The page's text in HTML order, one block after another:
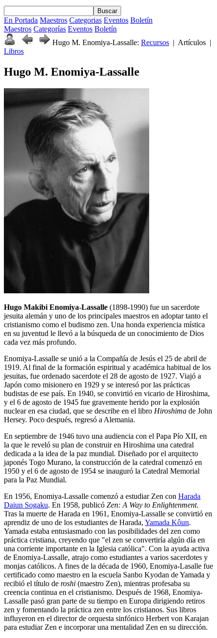
Buscar
En Portada Maestros Categorias Eventos Boletín
Maestros Categorías Eventos Boletín
Hugo M. Enomiya-Lassalle: Recursos | Artículos |
Libros
Hugo M. Enomiya-Lassalle
Hugo Makibi Enomiya-Lassalle (1898-1990) fue un sacerdote
jesuita alemán y uno de los principales maestros en adoptar tanto el
cristianismo como el budismo zen. Una honda experiencia mística
en su juventud le llevó a la búsqueda de un conocimiento de Dios
cada vez más profundo.
Enomiya-Lassalle se unió a la Compañía de Jesús el 25 de abril de
1919. Al final de la formación espiritual y académica habitual de los
jesuitas, fue ordenado sacerdote el 28 de agosto de 1927. Viajó a
Japón como misionero en 1929 y se interesó por las prácticas
budistas de ese país. En 1940, se convirtió en vicario de Hiroshima,
y el 6 de agosto de 1945 fue gravemente herido por la explosión
nuclear en esa ciudad, que se describe en el libro Hiroshima de John
Hersey. Poco después, regresó a Alemania.
En septiembre de 1946 tuvo una audiencia con el Papa Pío XII, en
la que le reveló su plan de construir en Hiroshima una catedral
dedicada a la idea de la paz mundial. Diseñado por el arquitecto
japonés Togo Murano, la construcción de la catedral comenzó en
1950 y el 6 de agosto de 1954 se inauguró la Catedral Memorial
para la Paz Mundial.
En 1956, Enomiya-Lassalle comenzó a estudiar Zen con Harada
Daiun Sogaku. En 1958, publicó Zen: A Way to Enlightenment.
Tras la muerte de Harada en 1961, Enomiya-Lassalle se convirtió en
aprendiz de uno de los estudiantes de Harada, Yamada Kôun.
Yamada estaba entusiasmado con las posibilidades del zen como
práctica cristiana, creyendo que "el zen se convertiría algún día en
una corriente importante en la Iglesia católica". Con la ayuda activa
de Enomiya-Lassalle, atrajo como estudiantes a varios sacerdotes y
monjas católicos. A fines de la década de 1960, Enomiya-Lasalle fue
certificado como maestro en la escuela Sanbo Kyodan de Yamada y
recibió el título de roshi (maestro Zen), mientras profesaba su
creencia continua en el cristianismo. Después de 1968, Enomiya-
Lassalle pasó gran parte de su tiempo en Europa dirigiendo retiros
zen y fomentando la práctica zen entre los cristianos. Sus libros
influyeron en el director de orquesta sinfónico Herbert von Karajan
para estudiar Zen e incorporar una mentalidad Zen en su dirección.